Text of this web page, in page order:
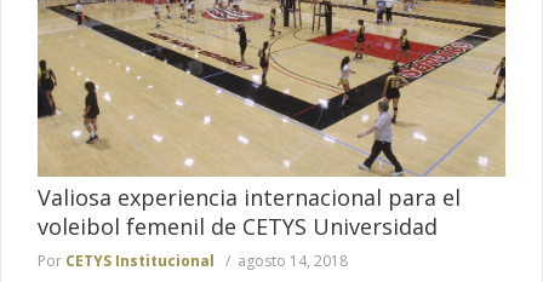
Valiosa experiencia internacional para el
voleibol femenil de CETYS Universidad
Por CETYS Institucional agosto 14, 2018